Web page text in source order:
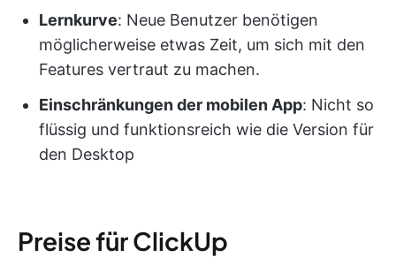
Lernkurve: Neue Benutzer benötigen
möglicherweise etwas Zeit, um sich mit den
Features vertraut zu machen.
Einschränkungen der mobilen App: Nicht so
flüssig und funktionsreich wie die Version für
den Desktop
Preise für ClickUp